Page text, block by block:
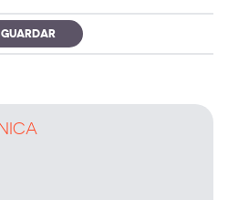
GUARDAR